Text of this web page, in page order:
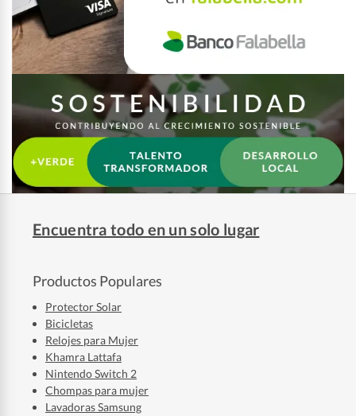
Encuentra todo en un solo lugar
Productos Populares
Protector Solar
Bicicletas
Relojes para Mujer
Khamra Lattafa
Nintendo Switch 2
Chompas para mujer
Lavadoras Samsung